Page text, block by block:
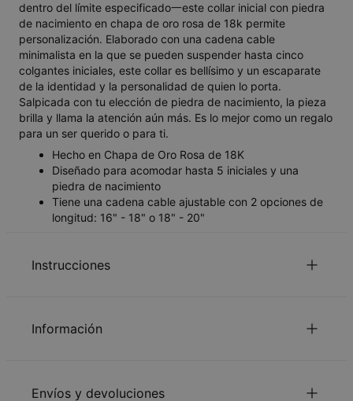
dentro del límite especificado一este collar inicial con piedra
de nacimiento en chapa de oro rosa de 18k permite
personalización. Elaborado con una cadena cable
minimalista en la que se pueden suspender hasta cinco
colgantes iniciales, este collar es bellísimo y un escaparate
de la identidad y la personalidad de quien lo porta.
Salpicada con tu elección de piedra de nacimiento, la pieza
brilla y llama la atención aún más. Es lo mejor como un regalo
para un ser querido o para ti.
Hecho en Chapa de Oro Rosa de 18K
Diseñado para acomodar hasta 5 iniciales y una
piedra de nacimiento
Tiene una cadena cable ajustable con 2 opciones de
longitud: 16" - 18" o 18" - 20"
Instrucciones
cadena.
Información
Tipo de cadena
Cadena Cable
Envíos y devoluciones